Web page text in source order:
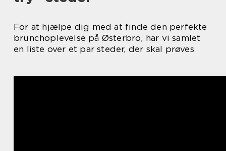
For at hjælpe dig med at finde den perfekte
brunchoplevelse på Østerbro, har vi samlet
en liste over et par steder, der skal prøves